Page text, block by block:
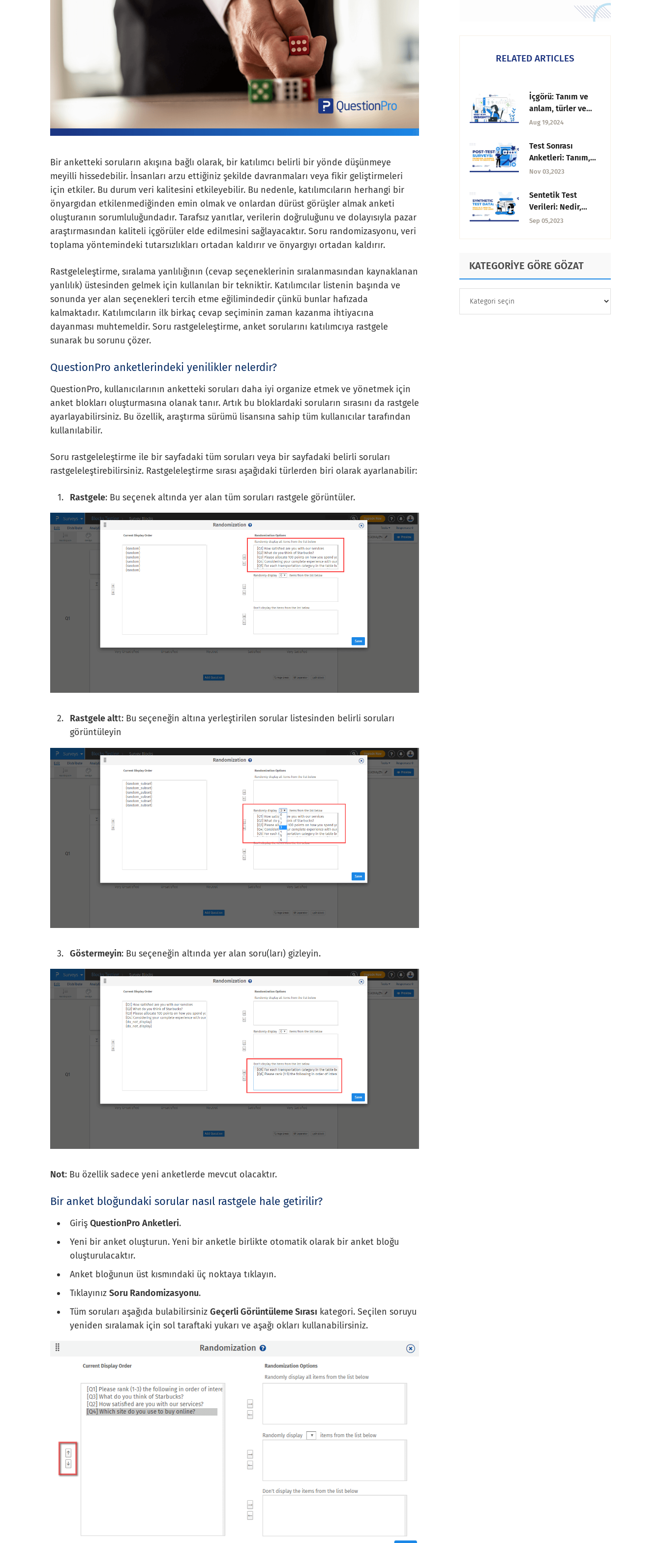
Bir anketteki soruların akışına bağlı olarak, bir katılımcı belirli bir yönde düşünmeye
meyilli hissedebilir. İnsanları arzu ettiğiniz şekilde davranmaları veya fikir geliştirmeleri
için etkiler. Bu durum veri kalitesini etkileyebilir. Bu nedenle, katılımcıların herhangi bir
önyargıdan etkilenmediğinden emin olmak ve onlardan dürüst görüşler almak anketi
oluşturanın sorumluluğundadır. Tarafsız yanıtlar, verilerin doğruluğunu ve dolayısıyla pazar
araştırmasından kaliteli içgörüler elde edilmesini sağlayacaktır. Soru randomizasyonu, veri
toplama yöntemindeki tutarsızlıkları ortadan kaldırır ve önyargıyı ortadan kaldırır.
Rastgeleleştirme, sıralama yanlılığının (cevap seçeneklerinin sıralanmasından kaynaklanan
yanlılık) üstesinden gelmek için kullanılan bir tekniktir. Katılımcılar listenin başında ve
sonunda yer alan seçenekleri tercih etme eğilimindedir çünkü bunlar hafızada
kalmaktadır. Katılımcıların ilk birkaç cevap seçiminin zaman kazanma ihtiyacına
dayanması muhtemeldir. Soru rastgeleleştirme, anket sorularını katılımcıya rastgele
sunarak bu sorunu çözer.
QuestionPro anketlerindeki yenilikler nelerdir?
QuestionPro, kullanıcılarının anketteki soruları daha iyi organize etmek ve yönetmek için
anket blokları oluşturmasına olanak tanır. Artık bu bloklardaki soruların sırasını da rastgele
ayarlayabilirsiniz. Bu özellik, araştırma sürümü lisansına sahip tüm kullanıcılar tarafından
kullanılabilir.
Soru rastgeleleştirme ile bir sayfadaki tüm soruları veya bir sayfadaki belirli soruları
rastgeleleştirebilirsiniz. Rastgeleleştirme sırası aşağıdaki türlerden biri olarak ayarlanabilir:
Rastgele: Bu seçenek altında yer alan tüm soruları rastgele görüntüler.
Rastgele altt: Bu seçeneğin altına yerleştirilen sorular listesinden belirli soruları
görüntüleyin
Göstermeyin: Bu seçeneğin altında yer alan soru(ları) gizleyin.
Not: Bu özellik sadece yeni anketlerde mevcut olacaktır.
Bir anket bloğundaki sorular nasıl rastgele hale getirilir?
GirişQuestionPro Anketleri.
Yeni bir anket oluşturun. Yeni bir anketle birlikte otomatik olarak bir anket bloğu
oluşturulacaktır.
Anket bloğunun üst kısmındaki üç noktaya tıklayın.
TıklayınızSoru Randomizasyonu.
Tüm soruları aşağıda bulabilirsinizGeçerli Görüntüleme Sırası kategori. Seçilen soruyu
yeniden sıralamak için sol taraftaki yukarı ve aşağı okları kullanabilirsiniz.
RELATED ARTICLES
İçgörü: Tanım ve
anlam, türler ve
örnekler
Aug 19,2024
Test Sonrası
Anketleri: Tanım,
Unsurlar ve Nasıl
Nov 03,2023
Sentetik Test
Verileri: Nedir,
Nasıl Oluşturulur +
Sep 05,2023
KATEGORİYE GÖRE GÖZAT
GÖRE
GÖZAT